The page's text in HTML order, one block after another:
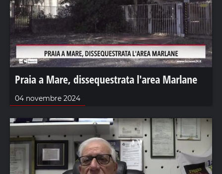
Praia a Mare, dissequestrata l'area Marlane
04 novembre 2024